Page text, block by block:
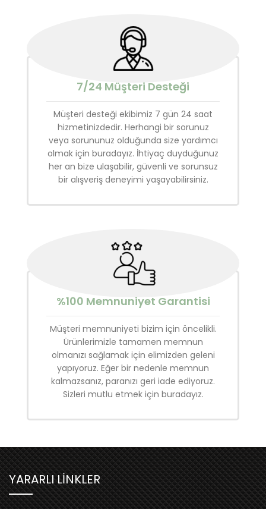
7/24 Müşteri Desteği
Müşteri desteği ekibimiz 7 gün 24 saat
hizmetinizdedir. Herhangi bir sorunuz
veya sorununuz olduğunda size yardımcı
olmak için buradayız. İhtiyaç duyduğunuz
her an bize ulaşabilir, güvenli ve sorunsuz
bir alışveriş deneyimi yaşayabilirsiniz.
%100 Memnuniyet Garantisi
Müşteri memnuniyeti bizim için öncelikli.
Ürünlerimizle tamamen memnun
olmanızı sağlamak için elimizden geleni
yapıyoruz. Eğer bir nedenle memnun
kalmazsanız, paranızı geri iade ediyoruz.
Sizleri mutlu etmek için buradayız.
YARARLI LİNKLER